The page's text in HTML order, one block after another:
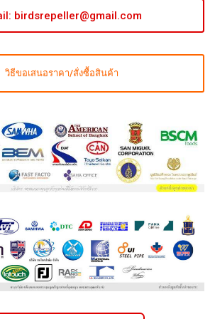
birdsrepeller@gmail.com
วิธีขอเสนอราคา/สั่งซื้อสินค้า